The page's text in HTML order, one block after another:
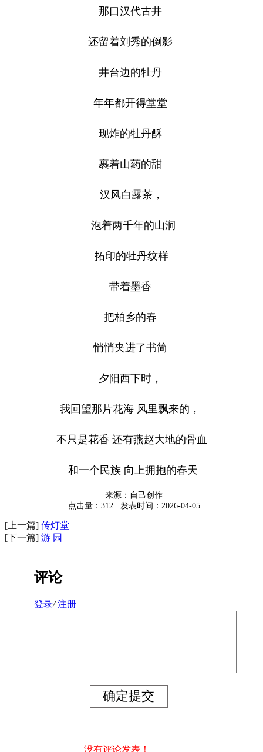
那口汉代古井
还留着刘秀的倒影
井台边的牡丹
年年都开得堂堂
现炸的牡丹酥
裹着山药的甜
汉风白露茶，
泡着两千年的山涧
拓印的牡丹纹样
带着墨香
把柏乡的春
悄悄夹进了书简
夕阳西下时，
我回望那片花海 风里飘来的，
不只是花香 还有燕赵大地的骨血
和一个民族 向上拥抱的春天
来源：自己创作
点击量：312
发表时间：2026-04-05
[上一篇] 传灯堂
[下一篇] 游 园
评论
登录/ 注册
没有评论发表！